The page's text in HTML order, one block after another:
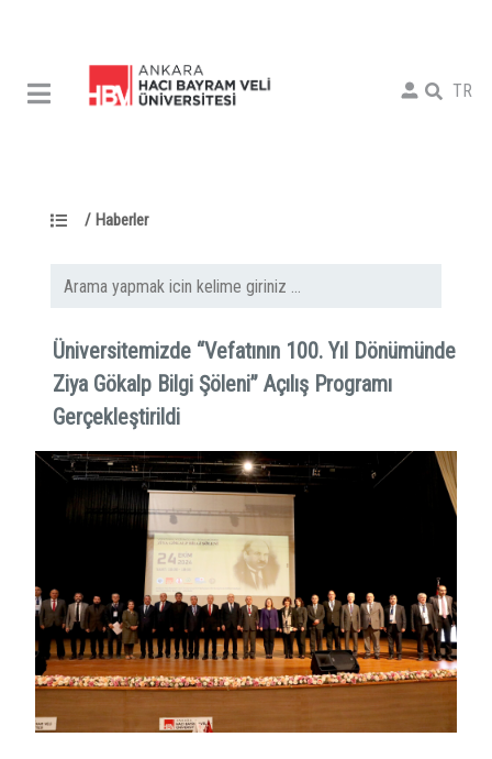
TR
/ Haberler
Üniversitemizde “Vefatının 100. Yıl Dönümünde
Ziya Gökalp Bilgi Şöleni” Açılış Programı
Gerçekleştirildi